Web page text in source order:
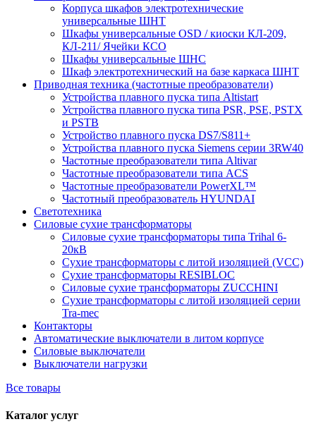
Корпуса шкафов электротехнические
универсальные ШНТ
Шкафы универсальные OSD / киоски КЛ-209,
КЛ-211/ Ячейки КСО
Шкафы универсальные ШНС
Шкаф электротехнический на базе каркаса ШНТ
Приводная техника (частотные преобразователи)
Устройства плавного пуска типа Altistart
Устройства плавного пуска типа PSR, PSE, PSTX
и PSTB
Устройство плавного пуска DS7/S811+
Устройства плавного пуска Siemens серии 3RW40
Частотные преобразователи типа Altivar
Частотные преобразователи типа ACS
Частотные преобразователи PowerXL™
Частотный преобразователь HYUNDAI
Светотехника
Силовые сухие трансформаторы
Силовые сухие трансформаторы типа Trihal 6-
20кВ
Сухие трансформаторы с литой изоляцией (VCC)
Сухие трансформаторы RESIBLOC
Силовые сухие трансформаторы ZUCCHINI
Сухие трансформаторы с литой изоляцией серии
Tra-mec
Контакторы
Автоматические выключатели в литом корпусе
Силовые выключатели
Выключатели нагрузки
Все товары
Каталог услуг